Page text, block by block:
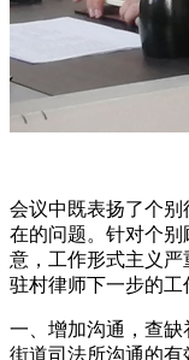
会议中既表扬了个
在的问题。针对个
意，工作形式主义
驻村律师下一步的工
一、增加沟通，查缺
街道司法所沟通的有